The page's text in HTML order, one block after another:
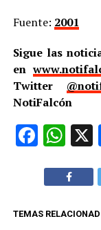
Fuente: 2001
Sigue las
en
Twitter
NotiFalcón
TEMAS